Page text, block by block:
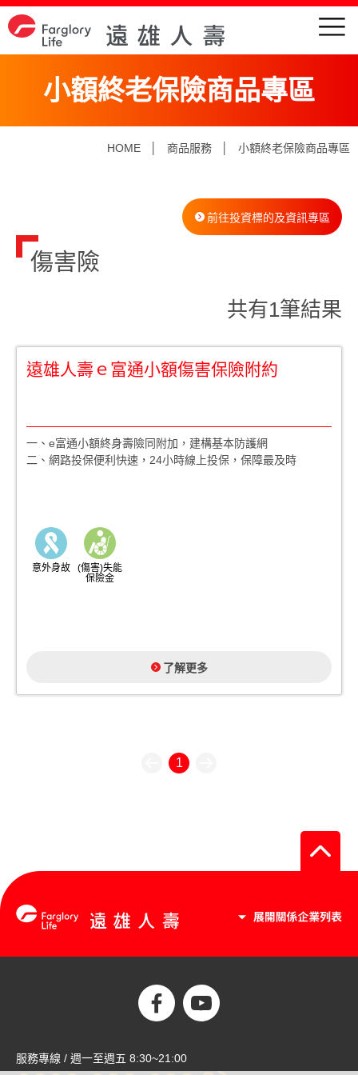
小額終老保險商品專區
HOME 商品服務 小額終老保險商品專區
前往投資標的及資訊專區
傷害險
共有1筆結果
遠雄人壽ｅ富通小額傷害保險附約
一、e富通小額終身壽險同附加，建構基本防護網
二、網路投保便利快速，24小時線上投保，保障最及時
意外身故
(傷害)失能
保險金
了解更多
1
服務專線 / 週一至週五 8:30~21:00